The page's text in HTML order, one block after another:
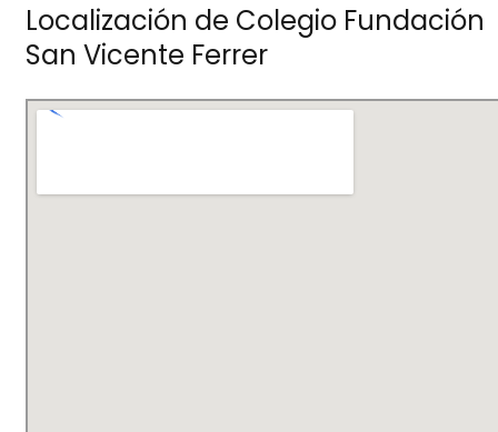
Localización de Colegio Fundación
San Vicente Ferrer